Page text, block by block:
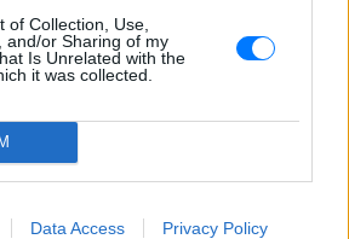
of Collection, Use,
and/or Sharing of my
Is Unrelated with the
it was collected.
Data Access Privacy Policy
Η Τατιάνα Στεφανίδου φόρεσε
κορμί της στα καταγάλανα νερά
του Ιονίου